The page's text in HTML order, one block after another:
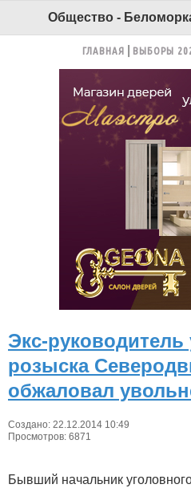
ГЛАВНАЯ ВЫБОРЫ
Экс-руководитель
розыска
обжаловал
Создано: 22.12.2014 10:49
Просмотров: 6871
Бывший начальник